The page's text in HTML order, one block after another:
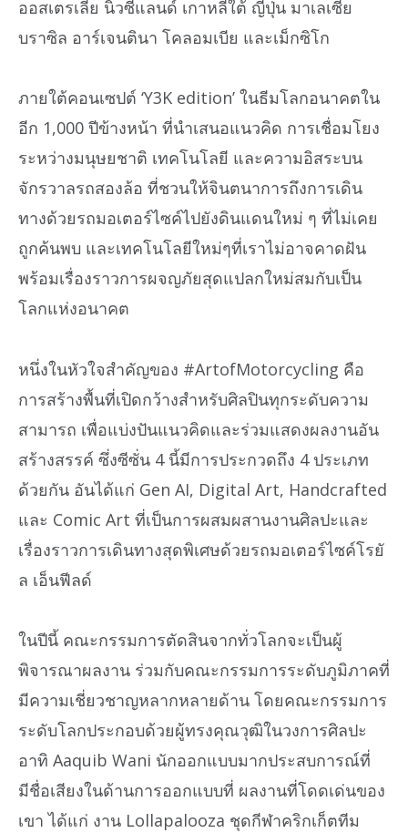
ออสเตรเลีย นิวซีแลนด์ เกาหลีใต้ ญี่ปุ่น มาเลเซีย
บราซิล อาร์เจนตินา โคลอมเบีย และเม็กซิโก
ภายใต้คอนเซปต์ ‘Y3K edition’ ในธีมโลกอนาคตใน
อีก 1,000 ปีข้างหน้า ที่นำเสนอแนวคิด การเชื่อมโยง
ระหว่างมนุษยชาติ เทคโนโลยี และความอิสระบน
จักรวาลรถสองล้อ ที่ชวนให้จินตนาการถึงการเดิน
ทางด้วยรถมอเตอร์ไซค์ไปยังดินแดนใหม่ ๆ ที่ไม่เคย
ถูกค้นพบ และเทคโนโลยีใหม่ๆที่เราไม่อาจคาดฝัน
พร้อมเรื่องราวการผจญภัยสุดแปลกใหม่สมกับเป็น
โลกแห่งอนาคต
หนึ่งในหัวใจสำคัญของ #ArtofMotorcycling คือ
การสร้างพื้นที่เปิดกว้างสำหรับศิลปินทุกระดับความ
สามารถ เพื่อแบ่งปันแนวคิดและร่วมแสดงผลงานอัน
สร้างสรรค์ ซึ่งซีซั่น 4 นี้มีการประกวดถึง 4 ประเภท
ด้วยกัน อันได้แก่ Gen AI, Digital Art, Handcrafted
และ Comic Art ที่เป็นการผสมผสานงานศิลปะและ
เรื่องราวการเดินทางสุดพิเศษด้วยรถมอเตอร์ไซค์โรยั
ล เอ็นฟีลด์
ในปีนี้ คณะกรรมการตัดสินจากทั่วโลกจะเป็นผู้
พิจารณาผลงาน ร่วมกับคณะกรรมการระดับภูมิภาคที่
มีความเชี่ยวชาญหลากหลายด้าน โดยคณะกรรมการ
ระดับโลกประกอบด้วยผู้ทรงคุณวุฒิในวงการศิลปะ
อาทิ Aaquib Wani นักออกแบบมากประสบการณ์ที่
มีชื่อเสียงในด้านการออกแบบที่ ผลงานที่โดดเด่นของ
เขา ได้แก่ งาน Lollapalooza ชุดกีฬาคริกเก็ตทีม